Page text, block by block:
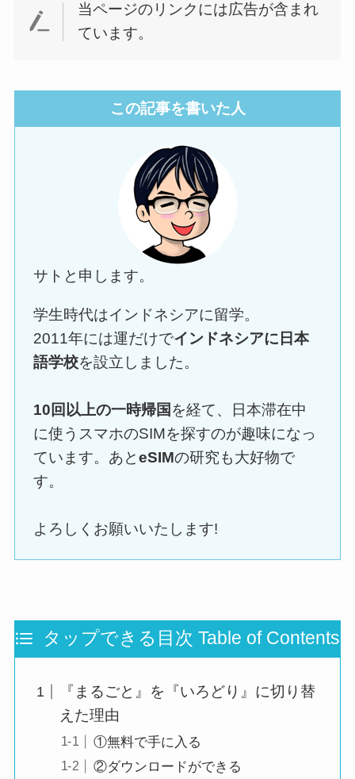
当ページのリンクには広告が含まれ
ています。
この記事を書いた人
サトと申します。
学生時代はインドネシアに留学。
2011年には運だけでインドネシアに日本
語学校を設立しました。
10回以上の一時帰国 を経て、日本滞在中
に使うスマホのSIMを探すのが趣味になっ
ています。あとeSIMの研究も大好物で
す。
よろしくお願いいたします!
タップできる目次 Table of Contents
『まるごと』を『いろどり』に切り替
えた理由
①無料で手に入る
②ダウンロードができる